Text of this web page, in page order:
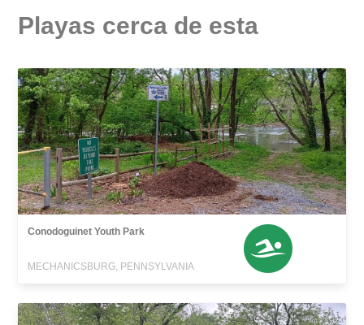
Playas cerca de esta
Conodoguinet Youth Park
MECHANICSBURG, PENNSYLVANIA